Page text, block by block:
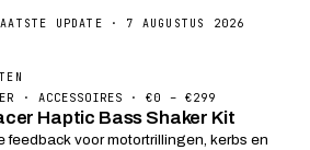
Xbox Series X|S/Xbox One
punten: 2-in-1 product: Progressieve
UPDATE · 7 AUGUSTUS 2026
· ACCESSOIRES · €0 – €299
Haptic Bass Shaker Kit
feedback voor motortrillingen, kerbs en